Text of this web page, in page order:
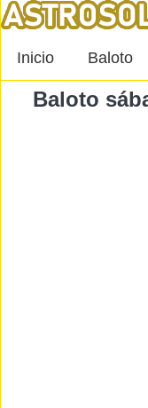
Inicio Baloto
Baloto